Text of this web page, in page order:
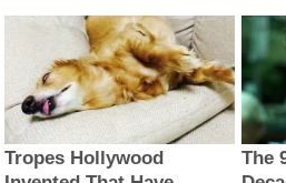
Tropes Hollywood
The